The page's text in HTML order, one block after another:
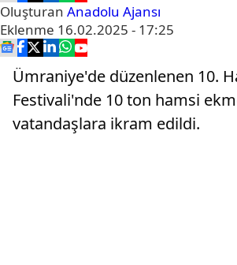
Oluşturan Anadolu Ajansı
Eklenme 16.02.2025 - 17:25
Ümraniye'de düzenlenen 10.
Festivali'nde 10 ton hamsi
vatandaşlara ikram edildi.